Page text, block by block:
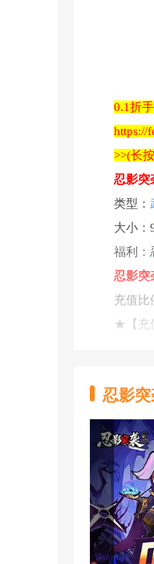
0.1折
https://
>>(长
忍影突
类型：
大小：
福利：
忍影突
充值比
★【充
★【7日
★【上
★【超
★【双
★【后
忍影